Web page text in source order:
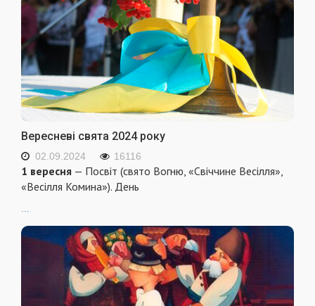
Вересневі свята 2024 року
02.09.2024 16116
1 вересня — Посвіт (свято Вогню, «Свіччине Весілля»,
«Весілля Комина»). День